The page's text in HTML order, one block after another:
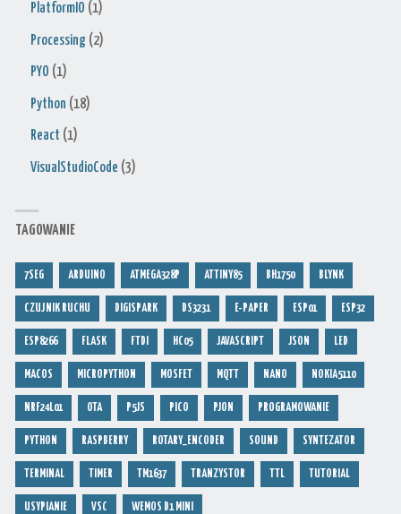
PlatformIO (1)
Processing (2)
PYO (1)
Python (18)
React (1)
VisualStudioCode (3)
TAGOWANIE
7SEG ARDUINO ATMEGA328P ATTINY85 BH1750 BLYNK
CZUJNIK RUCHU DIGISPARK DS3231 E-PAPER ESP01 ESP32
ESP8266 FLASK FTDI HC05 JAVASCRIPT JSON LED
MACOS MICROPYTHON MOSFET MQTT NANO NOKIA5110
NRF24L01 OTA P5JS PICO PJON PROGRAMOWANIE
PYTHON RASPBERRY ROTARY_ENCODER SOUND SYNTEZATOR
TERMINAL TIMER TM1637 TRANZYSTOR TTL TUTORIAL
USYPIANIE VSC WEMOS D1 MINI